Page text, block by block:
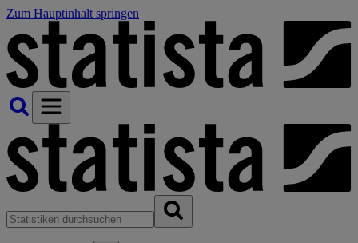
Zum Hauptinhalt springen